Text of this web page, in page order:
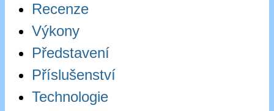
Recenze
Výkony
Představení
Příslušenství
Technologie